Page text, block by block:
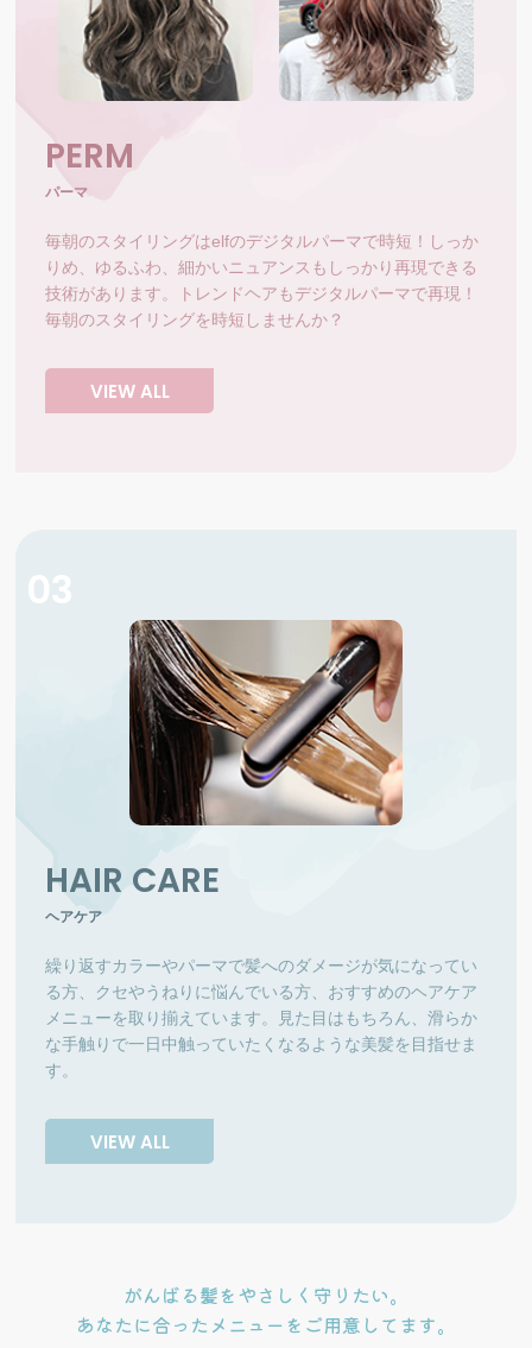
PERM
パーマ
毎朝のスタイリングはelfのデジタルパーマで時短！しっか
りめ、ゆるふわ、細かいニュアンスもしっかり再現できる
技術があります。トレンドヘアもデジタルパーマで再現！
毎朝のスタイリングを時短しませんか？
VIEW ALL
03
HAIR CARE
ヘアケア
繰り返すカラーやパーマで髪へのダメージが気になってい
る方、クセやうねりに悩んでいる方、おすすめのヘアケア
メニューを取り揃えています。見た目はもちろん、滑らか
な手触りで一日中触っていたくなるような美髪を目指せま
す。
VIEW ALL
がんばる髪をやさしく守りたい。
あなたに合ったメニューをご用意してます。